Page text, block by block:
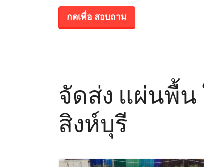
กดเพื่อ สอบถาม
จัดส่ง แผ่นพื้น
สิงห์บุรี